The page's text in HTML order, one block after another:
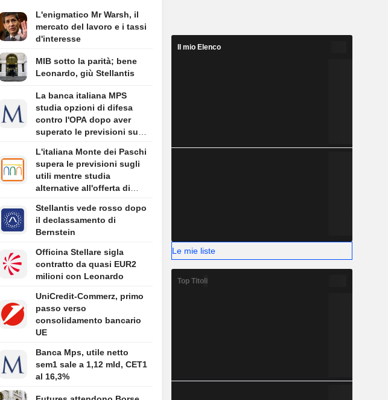
L'enigmatico Mr Warsh, il
mercato del lavoro e i tassi
d'interesse
MIB sotto la parità; bene
Leonardo, giù Stellantis
La banca italiana MPS
studia opzioni di difesa
contro l'OPA dopo aver
superato le previsioni sugli
L'italiana Monte dei Paschi
supera le previsioni sugli
utili mentre studia
alternative all'offerta di
Stellantis vede rosso dopo
il declassamento di
Bernstein
Officina Stellare sigla
contratto da quasi EUR2
milioni con Leonardo
UniCredit-Commerz, primo
passo verso
consolidamento bancario
UE
Banca Mps, utile netto
sem1 sale a 1,12 mld, CET1
al 16,3%
Il mio Elenco
Le mie liste
Top Titoli